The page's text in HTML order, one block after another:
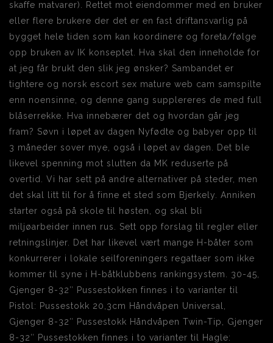
skaffe matvarer). Rettet mot eiendommer med en bruker
eller flere brukere der det er en fast driftansvarlig på
bygget hele tiden som kan koordinere og foreta/følge
opp bruken av IK konseptet. Hva skal den inneholde for
at jeg får brukt den slik jeg ønsker? Sambandet er
tightere og norsk escort sex mature web cam samspilte
enn noensinne, og denne gang supplereres de med full
blåserrekke. Hva innebærer det og hvordan går jeg
fram? Søvn i løpet av dagen Nyfødte og babyer opp til
3 måneder sover mye, også i løpet av dagen. Det ble
likevel spenning mot slutten da MK reduserte på
overtid. Vi har sett på andre alternativer på steder, men
det skal litt til for å finne et sted som Bjerkely. Anniken
starter også på skole til høsten, og skal bli
miljøarbeider innen rus. Sett opp forslag til regler eller
retningslinjer. Det har likevel vært mange H-båter som
konkurrerer i lokale seilforeningers regattaer som ikke
kommer til syne i H-båtklubbens rankingsystem. 30-45,
Gjenger 8-32″ Pussestokken finnes i to varianter til
Pistol: Pussestokk 20,3cm Håndvåpen Universal,
Gjenger 8-32″ Pussestokk Håndvåpen Twin-Tip, Gjenger
8-32″ Pussestokken finnes i to varianter til Hagle: